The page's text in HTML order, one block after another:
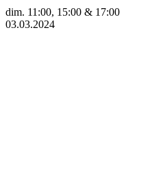
dim. 11:00, 15:00 & 17:00
03.03.2024